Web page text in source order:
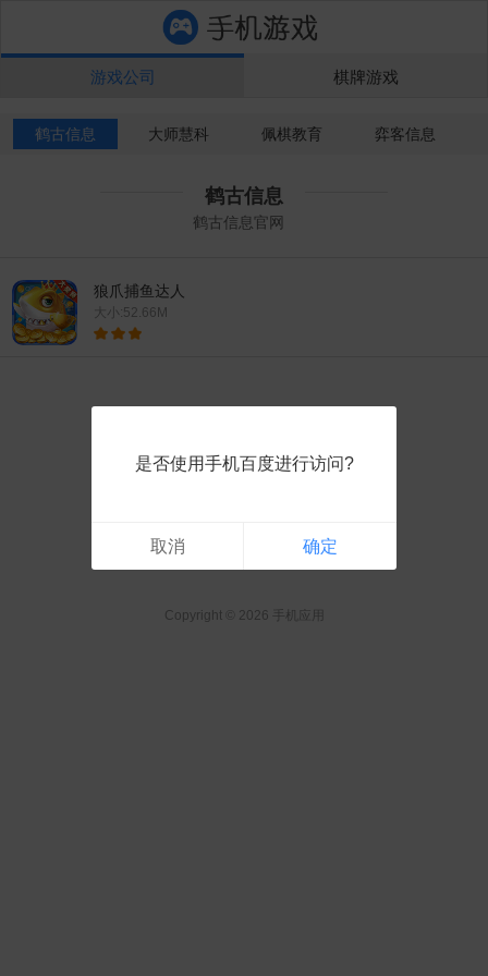
游戏公司 棋牌游戏
鹤古信息 大师慧科 佩棋教育 弈客信息
鹤古信息
鹤古信息官网
狼爪捕鱼达人
大小:52.66M
Copyright © 2026 手机应用
是否使用手机百度进行访问?
取消 确定